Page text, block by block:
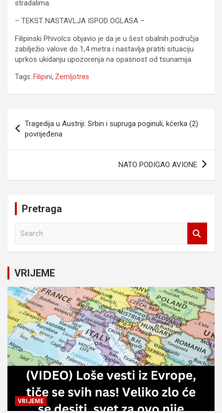
stradalima.
– TEKST NASTAVLJA ISPOD OGLASA –
Filipinski Phivolcs objavio je da je u šest obalnih područja
zabilježio valove do 1,4 metra i nastavlja pratiti situaciju
uprkos ukidanju upozorenja na opasnost od tsunamija.
Tags: Filipini, Zemljotres
članaka
Tragedija u Austriji: Srbin i supruga poginuli, kćerka (2)
povrijeđena
NATO PODIGAO AVIONE
Pretraga
c
h
VRIJEME
VRIJEME